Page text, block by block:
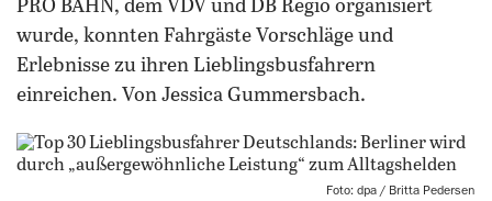
PRO BAHN, dem VDV und DB Regio organisiert
wurde, konnten Fahrgäste Vorschläge und
Erlebnisse zu ihren Lieblingsbusfahrern
einreichen. Von Jessica Gummersbach.
Foto: dpa / Britta Pedersen